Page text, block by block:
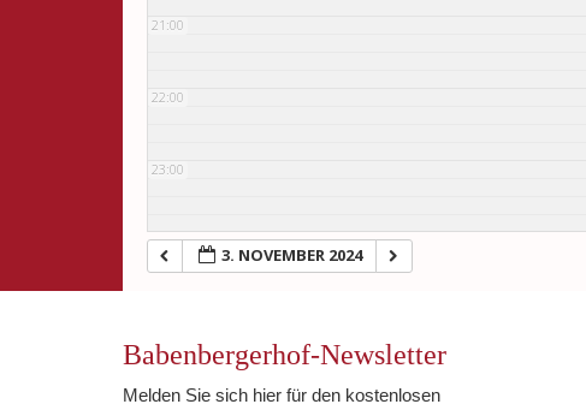
21:00
22:00
23:00
3. NOVEMBER 2024
Babenbergerhof-Newsletter
Melden Sie sich hier für den kostenlosen